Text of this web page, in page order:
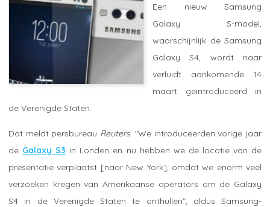
Een nieuw Samsung
Galaxy S-model,
waarschijnlijk de Samsung
Galaxy S4, wordt naar
verluidt aankomende 14
maart geintroduceerd in
de Verenigde Staten.
Dat meldt persbureau Reuters . "We introduceerden vorige jaar
de Galaxy S3 in Londen en nu hebben we de locatie van de
presentatie verplaatst [naar New York], omdat we enorm veel
verzoeken kregen van Amerikaanse operators om de Galaxy
S4 in de Verenigde Staten te onthullen", aldus Samsung-